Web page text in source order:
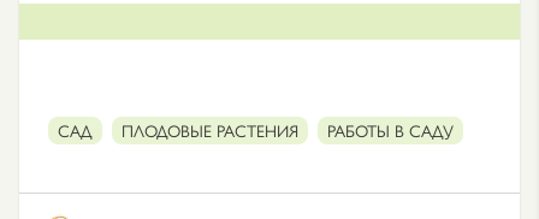
САД ПЛОДОВЫЕ РАСТЕНИЯ РАБОТЫ В САДУ